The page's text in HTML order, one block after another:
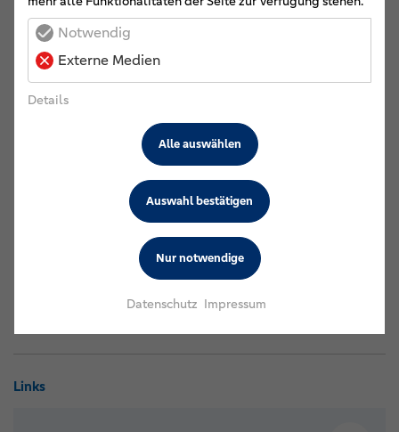
Volksbank eG Lohne-Dinklage-Steinfeld-Mühlen,
Lohne
Volksbank Niedergrafschaft eG, Uelsen
Volksbank eG Oldenburg Land-Delmenhorst,
Wildeshausen
Raiffeisenbank Rastede eG, Rastede
Volksbank Süd-Emsland eG, Spelle
Raiffeisen-Volksbank Varel-Nordenham eG, Varel
Raiffeisenbank Wesermarsch-Süd eG, Brake
Raiffeisenbank Wiesedermeer-Wiesede-Marcardsmoor
Links
Notwendig
Externe Medien
Details
Nur notwendige
Auswahl bestätigen
Alle auswählen
Datenschutz Impressum